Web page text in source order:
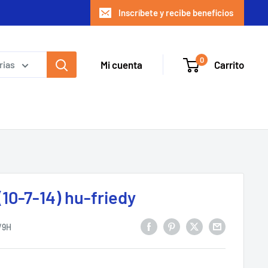
Inscríbete y recibe beneficios
Mi cuenta 0 Carrito
7-14) hu-friedy